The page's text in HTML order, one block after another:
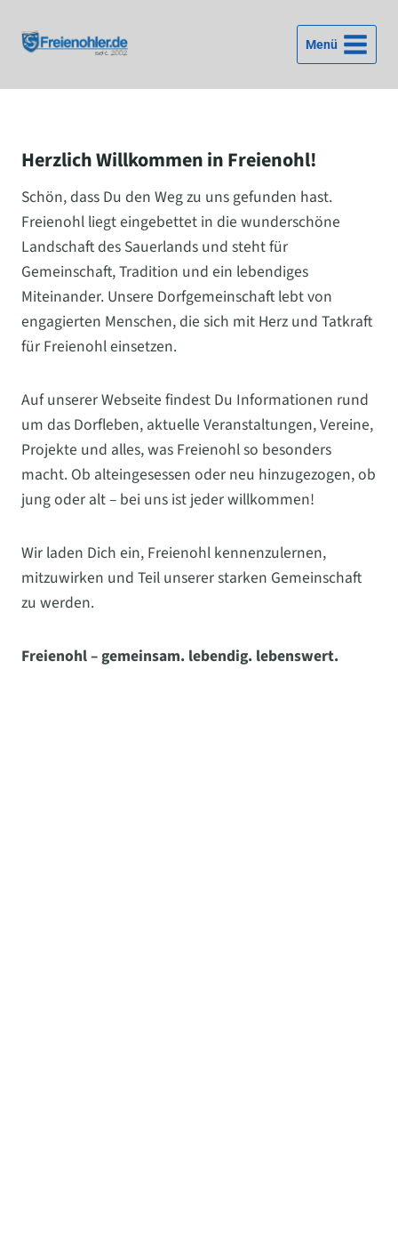
Inhalt
springen
Menü
Herzlich Willkommen in Freienohl!
Schön, dass Du den Weg zu uns gefunden hast.
Freienohl liegt eingebettet in die wunderschöne
Landschaft des Sauerlands und steht für
Gemeinschaft, Tradition und ein lebendiges
Miteinander. Unsere Dorfgemeinschaft lebt von
engagierten Menschen, die sich mit Herz und Tatkraft
für Freienohl einsetzen.
Auf unserer Webseite findest Du Informationen rund
um das Dorfleben, aktuelle Veranstaltungen, Vereine,
Projekte und alles, was Freienohl so besonders
macht. Ob alteingesessen oder neu hinzugezogen, ob
jung oder alt – bei uns ist jeder willkommen!
Wir laden Dich ein, Freienohl kennenzulernen,
mitzuwirken und Teil unserer starken Gemeinschaft
zu werden.
Freienohl – gemeinsam. lebendig. lebenswert.